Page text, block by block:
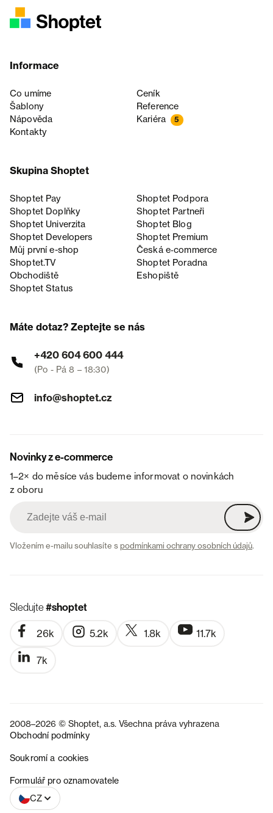
Informace
Co umíme
Ceník
Šablony
Reference
Nápověda
Kariéra 5
Kontakty
Skupina Shoptet
Shoptet Pay
Shoptet Podpora
Shoptet Doplňky
Shoptet Partneři
Shoptet Univerzita
Shoptet Blog
Shoptet Developers
Shoptet Premium
Můj první e-shop
Česká e‑commerce
Shoptet.TV
Shoptet Poradna
Obchodiště
Eshopiště
Shoptet Status
Máte dotaz? Zeptejte se nás
+420 604 600 444
(Po - Pá 8 – 18:30)
info@shoptet.cz
Novinky z e-commerce
1–2× do měsíce vás budeme informovat o novinkách
z oboru
Vložením e-mailu souhlasíte spodmínkami ochrany osobních údajů.
Sledujte#shoptet
26k 5.2k 1.8k 11.7k
7k
2008–2026 © Shoptet, a.s. Všechna práva vyhrazena
Obchodní podmínky
Soukromí a cookies
Formulář pro oznamovatele
CZ